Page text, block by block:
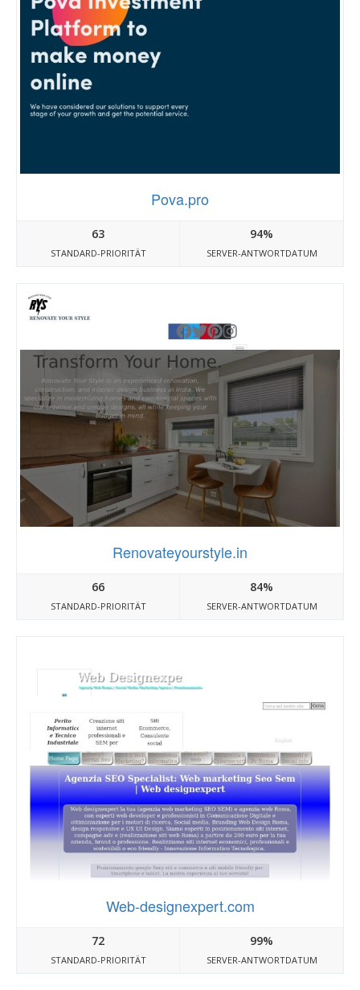
Pova.pro
63
STANDARD-PRIORITÄT
94%
SERVER-ANTWORTDATUM
Renovateyourstyle.in
66
STANDARD-PRIORITÄT
84%
SERVER-ANTWORTDATUM
Web-designexpert.com
72
STANDARD-PRIORITÄT
99%
SERVER-ANTWORTDATUM